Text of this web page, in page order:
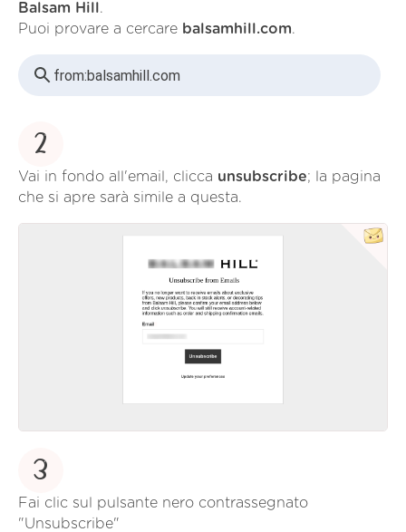
Balsam Hill.
Puoi provare a cercare balsamhill.com.
from:balsamhill.com
2
Vai in fondo all'email, clicca unsubscribe; la pagina
che si apre sarà simile a questa.
3
Fai clic sul pulsante nero contrassegnato
"Unsubscribe"